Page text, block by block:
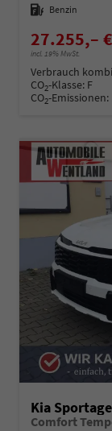
Kraftstoff Benzin
27.255,– €
incl. 19% MwSt.
Verbrauch
CO2-Klasse: F
CO2-Emissionen:
Kia Sportage
Comfort